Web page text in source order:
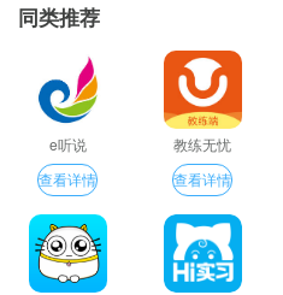
同类推荐
e听说
查看详情
教练无忧
查看详情